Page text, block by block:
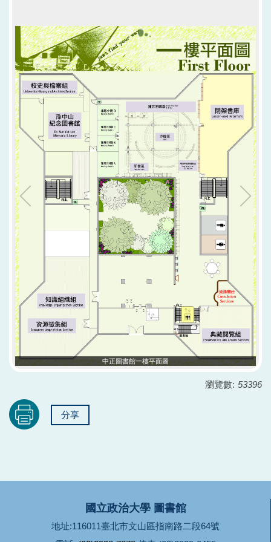
中正圖書館一樓平面圖
瀏覽數: 53396
分享
國立政治大學 圖書館
地址:116011臺北市文山區指南路二段64號